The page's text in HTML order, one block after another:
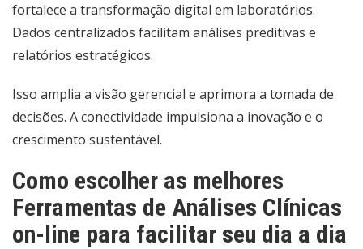
fortalece a transformação digital em laboratórios.
Dados centralizados facilitam análises preditivas e
relatórios estratégicos.
Isso amplia a visão gerencial e aprimora a tomada de
decisões. A conectividade impulsiona a inovação e o
crescimento sustentável.
Como escolher as melhores
Ferramentas de Análises Clínicas
on-line para facilitar seu dia a dia